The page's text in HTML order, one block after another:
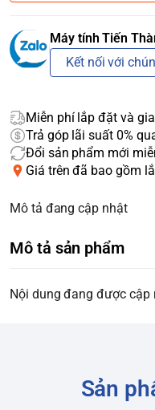
Máy tính Tiến
Kết nối với
Miễn phí lắp đặt và
Trả góp lãi suất 0%
Đổi sản phẩm mới
Giá trên đã bao gồm
Mô tả đang cập nhật
Mô tả sản phẩm
Nội dung đang được cập
Sản